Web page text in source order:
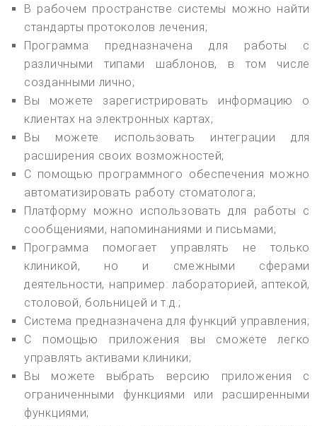
В рабочем пространстве системы можно найти
стандарты протоколов лечения;
Программа предназначена для работы с
различными типами шаблонов, в том числе
созданными лично;
Вы можете зарегистрировать информацию о
клиентах на электронных картах;
Вы можете использовать интеграции для
расширения своих возможностей;
С помощью программного обеспечения можно
автоматизировать работу стоматолога;
Платформу можно использовать для работы с
сообщениями, напоминаниями и письмами;
Программа помогает управлять не только
клиникой, но и смежными сферами
деятельности, например: лабораторией, аптекой,
столовой, больницей и т.д.;
Система предназначена для функций управления;
С помощью приложения вы сможете легко
управлять активами клиники;
Вы можете выбрать версию приложения с
ограниченными функциями или расширенными
функциями;